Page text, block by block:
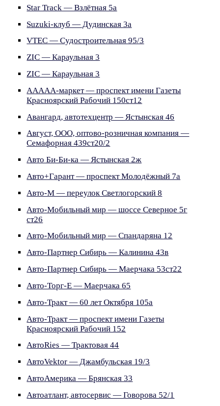
Star Track — Взлётная 5а
Suzuki-клуб — Дудинская 3а
VTEC — Судостроительная 95/3
ZIC — Караульная 3
ZIC — Караульная 3
ААААА-маркет — проспект имени Газеты
Красноярский Рабочий 150ст12
Авангард, автотехцентр — Ястынская 46
Август, ООО, оптово-розничная компания —
Семафорная 439ст20/2
Авто Би-Би-ка — Ястынская 2ж
Авто+Гарант — проспект Молодёжный 7а
Авто-М — переулок Светлогорский 8
Авто-Мобильный мир — шоссе Северное 5г
ст26
Авто-Мобильный мир — Спандаряна 12
Авто-Партнер Сибирь — Калинина 43в
Авто-Партнер Сибирь — Маерчака 53ст22
Авто-Торг-Е — Маерчака 65
Авто-Тракт — 60 лет Октября 105а
Авто-Тракт — проспект имени Газеты
Красноярский Рабочий 152
АвтоRies — Трактовая 44
АвтоVektor — Джамбульская 19/3
АвтоАмерика — Брянская 33
Автоатлант, автосервис — Говорова 52/1